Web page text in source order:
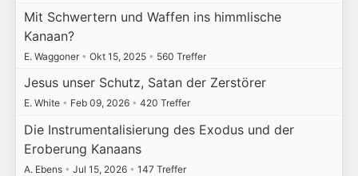
Mit Schwertern und Waffen ins himmlische
Kanaan?
E. Waggoner • Okt 15, 2025 • 560 Treffer
Jesus unser Schutz, Satan der Zerstörer
E. White • Feb 09, 2026 • 420 Treffer
Die Instrumentalisierung des Exodus und der
Eroberung Kanaans
A. Ebens • Jul 15, 2026 • 147 Treffer